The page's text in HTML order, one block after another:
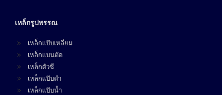
เหล็กรูปพรรณ
เหล็กแป๊บเหลี่ยม
เหล็กแบนตัด
เหล็กตัวซี
เหล็กแป๊บดำ
เหล็กแป๊บน้ำ